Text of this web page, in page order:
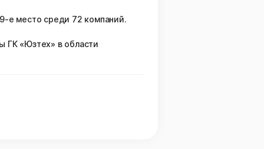
9-е место среди 72 компаний.
ГК «Юзтех» в области